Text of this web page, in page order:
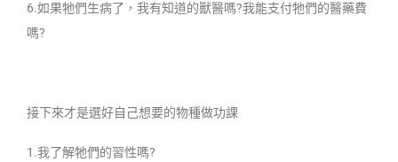
6.如果牠們生病了，我有知道的獸醫嗎?我能支付牠們的醫藥費
嗎?
接下來才是選好自己想要的物種做功課
1.我了解牠們的習性嗎?